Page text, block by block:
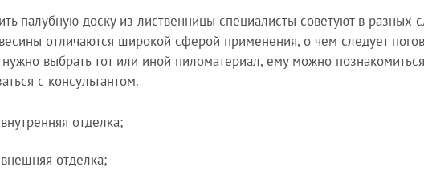
палубную доску из лиственницы специалисты советуют в разных
отличаются широкой сферой применения, о чем следует
выбрать тот или иной пиломатериал, ему можно
с консультантом.
внутренняя отделка;
внешняя отделка;